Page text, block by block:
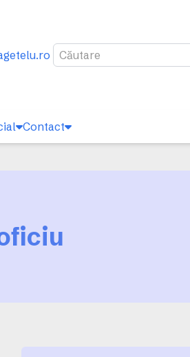
Contact